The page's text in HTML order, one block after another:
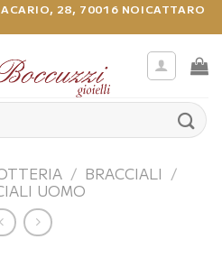
28, 70016 NOICATTARO
/ BRACCIALI /
UOMO